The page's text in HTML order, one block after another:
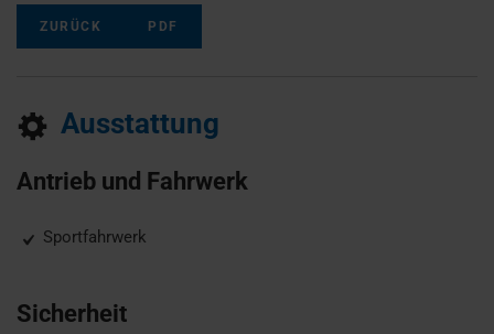
ZURÜCK PDF
Ausstattung
Antrieb und Fahrwerk
Sportfahrwerk
Sicherheit